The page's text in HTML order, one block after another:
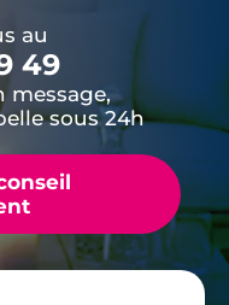
au
49
message,
sous 24h